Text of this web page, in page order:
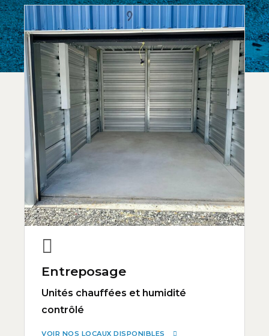
Entreposage
Unités chauffées et humidité
contrôlé
VOIR NOS LOCAUX DISPONIBLES